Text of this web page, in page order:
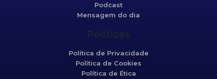
Podcast
Mensagem do dia
Políticas
Política de Privacidade
Política de Cookies
Política de Ética